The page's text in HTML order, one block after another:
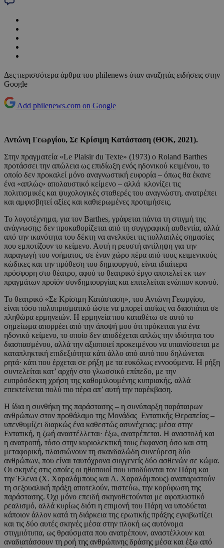
Δες περισσότερα άρθρα του philenews όταν αναζητάς ειδήσεις στην
Google
Add philenews.com on Google
Αντώνη Γεωργίου, Σε Κρίσιμη Κατάσταση (ΘΟΚ, 2021).
Στην πραγματεία «Le Plaisir du Texte» (1973) ο Roland Barthes
προτάσσει την απώλεια ως επιδίωξη ενός ηδονικού κειμένου, το
οποίο δεν προκαλεί μόνο αναγνωστική ευφορία – όπως θα έκανε
ένα «απλώς» απολαυστικό κείμενο – αλλά κλονίζει τις
πολιτισμικές και ψυχολογικές σταθερές του αναγνώστη, ανατρέπει
και αμφισβητεί αξίες και καθιερωμένες προτιμήσεις.
Το λογοτέχνημα, για τον Barthes, γράφεται πάντα τη στιγμή της
ανάγνωσης: δεν προκαθορίζεται από τη συγγραφική αυθεντία, αλλά
από την ικανότητα του δέκτη να ανελκύει τις πολλαπλές σημασίες
που εμποτίζουν το κείμενο. Αυτή η ρευστή αντίληψη για την
παραγωγή του νοήματος, σε έναν χώρο πέρα από τους κειμενικούς
κώδικες και την πρόθεση του δημιουργού, είναι ιδιαίτερα
πρόσφορη στο θέατρο, αφού το θεατρικό έργο αποτελεί εκ των
πραγμάτων προϊόν συνδημιουργίας και επιτελείται ενώπιον κοινού.
Το θεατρικό «Σε Κρίσιμη Κατάσταση», του Αντώνη Γεωργίου,
είναι τόσο πολυπρισματικό ώστε να μπορεί αισίως να διασπάται σε
πληθώρα ερμηνειών. Η ερμηνεία που καταθέτω σε αυτό το
σημείωμα απορρέει από την άποψή μου ότι πρόκειται για ένα
ηδονικό κείμενο, το οποίο δεν αποδέχεται απλώς την ιδιότητα του
διασπασμένου, αλλά την αξιοποιεί προκειμένου να υπαινίσσεται με
καταπληκτική επιδεξιότητα κάτι άλλο από αυτό που δηλώνεται
ρητά· κάτι που έρχεται σε ρήξη με τα ευκόλως εννοούμενα. Η ρήξη
συντελείται κατ’ αρχήν στο γλωσσικό επίπεδο, με την
ευπρόσδεκτη χρήση της καθομιλουμένης κυπριακής, αλλά
επεκτείνεται πολύ πιο πέρα απ’ αυτή την παρέκβαση.
Η ίδια η συνθήκη της παράστασης – η συνύπαρξη παράταιρων
ανθρώπων στον προθάλαμο της Μονάδας Εντατικής Θεραπείας –
υπενθυμίζει διαρκώς ένα καθεστώς ασυνέχειας: μέσα στην
Εντατική, η ζωή αναστέλλεται· έξω, ανατρέπεται. Η αναστολή και
η ανατροπή, τόσο στην κυριολεκτική τους έκφανση όσο και στη
μεταφορική, πλαισιώνουν τη σκανδαλώδη συνεύρεση δύο
ανθρώπων, που είναι ταυτόχρονα συγγενείς δύο ασθενών σε κώμα.
Οι σκηνές στις οποίες οι ηθοποιοί που υποδύονται τον Πάρη και
την Έλενα (Χ. Χαραλάμπους και Α. Χαραλάμπους) αναπαριστούν
τη σεξουαλική πράξη αποτελούν, πιστεύω, την κορύφωση της
παράστασης. Όχι μόνο επειδή σκηνοθετούνται με αφοπλιστικό
ρεαλισμό, αλλά κυρίως διότι η επιμονή του Πάρη να υποδύεται
κάποιον άλλον κατά τη διάρκεια της ερωτικής πράξης εγκιβωτίζει
και τις δύο αυτές σκηνές μέσα στην πλοκή ως αυτόνομα
στιγμιότυπα, ως θραύσματα που ανατρέπουν, αναστέλλουν και
αναδιατάσσουν τη ροή της ανθρώπινης δράσης μέσα και έξω από